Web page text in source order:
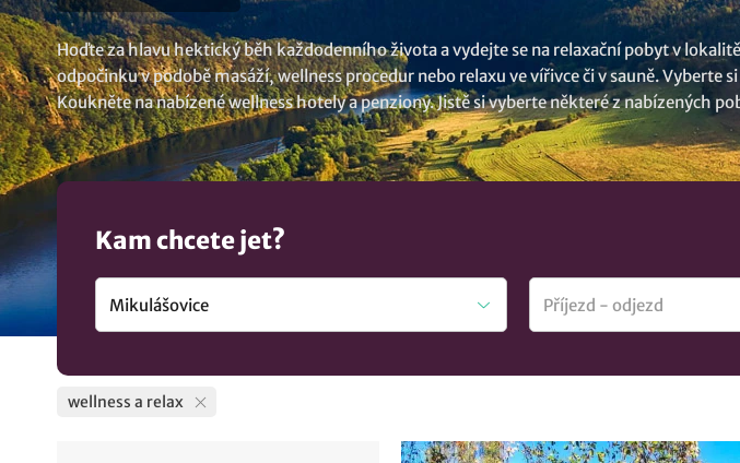
Hoďte za hlavu hektický běh každodenního života a vydejte se na relaxační pobyt v
odpočinku v podobě masáží, wellness procedur nebo relaxu ve vířivce či v sauně.
Koukněte na nabízené wellness hotely a penziony. Jistě si vyberte některé z nabízených
ubytování v lokalitě Mikulášovice.
Kam chcete jet?
wellness a relax